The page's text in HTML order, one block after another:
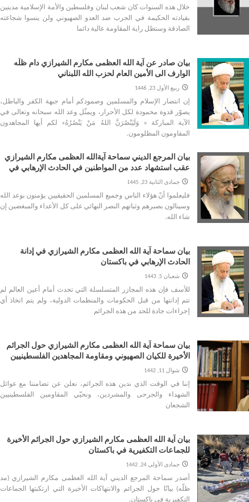
خلال هذه السنوات كان شعب لبنان وفلسطين والأمة الإسلامية مدينين
بقيادته الحكيمة في الحرب ضد العدو الصهيوني ولن ينسوا شجاعته
الصادقة وستظل راية المقاومة عالية دائما‌
بیان صادر عن آية الله العظمى مكارم الشيرازي دام ظلّه
الوارف الی الأمين العام لحزب الله اللبناني
ربيع الأول 23, 1446
إن انتصار الإسلام والمسلمين وصمودکم أمام جبهة الكفر والباطل،
یصوّر قدوة محمودة لکل الأحرار، ویمثّل وعد الله سبحانه وتعالی في
الآیة المبارکة « وَلَيَنْصُرَنَّ اللهُ مَنْ يَنْصُرُهُ» لکم أیها المجاهدون
المقاومون المظلومون.‌
بیان المرجع الدیني سماحة آیةالله العظمی مکارم الشیرازي
عقب استشهاد عدد من المواطنین في الحادث الإرهابي في
مدینة کرمان
جمادى الثانية 23, 1445
فلیعلموا أنّ هؤلاء الناس وجميع المسلمين الحقيقيين يؤمنون بوعد الله
وسینالون بصبرهم وثباتهم النصر النهائي علی کل الأعداء والمبغضین إن
شاء الله.‌
بیان سماحة آیة الله العظمی مکارم الشیرازي في إدانة
الحادث الإرهابي في باکستان
شعبان 5, 1443
للأسف فإن هذه المجازر المتسلسلة التي تحدث أمام أعين العالم لم
تتم إدانتها من قبل الحكومات والمنظمات الدولية، ولم يتم اتخاذ أي
إجراءات جادة للحد من هذه الجرائم‌
بيان سماحة آية الله العظمى مكارم الشيرازي حول الجرائم
الأخيرة للكيان الصهيوني ومقاومة المجاهدين الفلسطينيين
شوال 11, 1442
إننا في الوقت الذي ندين هذه الجرائم، نعلن عن تضامننا مع عوائل
الشهداء والجرحى والمشردين، ونحيّي المقاومين الفلسطينيين
الشجعان‌
بيان آية الله العظمى مكارم الشيرازي حول الجرائم الأخيرة
للجماعات التكفيرية في باكستان
جمادى الأولى 24, 1442
أصدر سماحة المرجع الديني آية الله العظمى مكارم الشيرازي (مد
ظلّه) بيانًا حول الجرائم والانتهاكات الأخيرة التي ارتكبتها الجماعات
التكفيرية في باكستان.‌